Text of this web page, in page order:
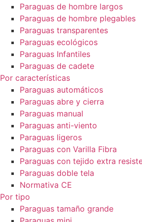
Paraguas de hombre largos
Paraguas de hombre plegables
Paraguas transparentes
Paraguas ecológicos
Paraguas Infantiles
Paraguas de cadete
Por características
Paraguas automáticos
Paraguas abre y cierra
Paraguas manual
Paraguas anti-viento
Paraguas ligeros
Paraguas con Varilla Fibra
Paraguas con tejido extra
Paraguas doble tela
Normativa CE
Por tipo
Paraguas tamaño grande